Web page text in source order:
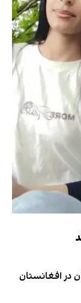
در افغانستان